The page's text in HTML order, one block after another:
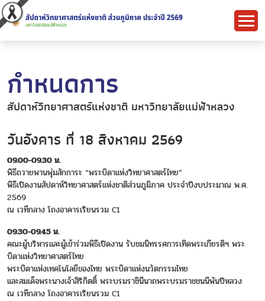
กำหนดการ
สัปดาห์วิทยาศาสตร์แห่งชาติ มหาวิทยาลัยแม่ฟ้าหลวง
วันอังคาร ที่ 18 สิงหาคม 2569
09.00-09.30 น.
พิธีถวายพานพุ่มสักการะ “พระบิดาแห่งวิทยาศาสตร์ไทย”
พิธีเปิดงานสัปดาห์วิทยาศาสตร์แห่งชาติส่วนภูมิภาค ประจำปีงบประมาณ พ.ศ.
2569
ณ เวทีกลาง โถงอาคารเรียนรวม C1
09.30-09.45 น.
คณะผู้บริหารและผู้เข้าร่วมพิธีเปิดงาน รับชมนิทรรศการเทิดพระเกียรติฯ พระ
บิดาแห่งวิทยาศาสตร์ไทย
พระบิดาแห่งเทคโนโลยีของไทย พระบิดาแห่งนวัตกรรมไทย
และสมเด็จพระนางเจ้าสิริกิตติ์ พระบรมราชินีนาถพระบรมราชชนนีพันปีหลวง
ณ เวทีกลาง โถงอาคารเรียนรวม C1